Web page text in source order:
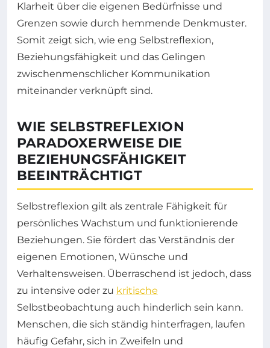
Klarheit über die eigenen Bedürfnisse und
Grenzen sowie durch hemmende Denkmuster.
Somit zeigt sich, wie eng Selbstreflexion,
Beziehungsfähigkeit und das Gelingen
zwischenmenschlicher Kommunikation
miteinander verknüpft sind.
WIE SELBSTREFLEXION
PARADOXERWEISE DIE
BEZIEHUNGSFÄHIGKEIT
BEEINTRÄCHTIGT
Selbstreflexion gilt als zentrale Fähigkeit für
persönliches Wachstum und funktionierende
Beziehungen. Sie fördert das Verständnis der
eigenen Emotionen, Wünsche und
Verhaltensweisen. Überraschend ist jedoch, dass
zu intensive oder zu kritische
Selbstbeobachtung auch hinderlich sein kann.
Menschen, die sich ständig hinterfragen, laufen
häufig Gefahr, sich in Zweifeln und